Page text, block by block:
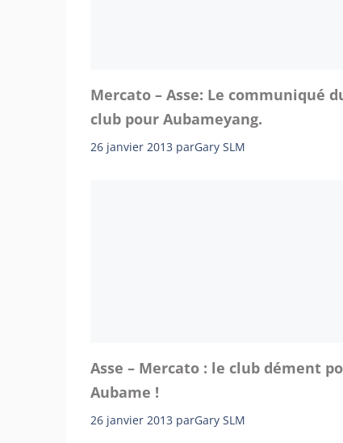
Mercato – Asse: Le communiqué
club pour Aubameyang.
26 janvier 2013 parGary SLM
Asse – Mercato : le club dément
Aubame !
26 janvier 2013 parGary SLM